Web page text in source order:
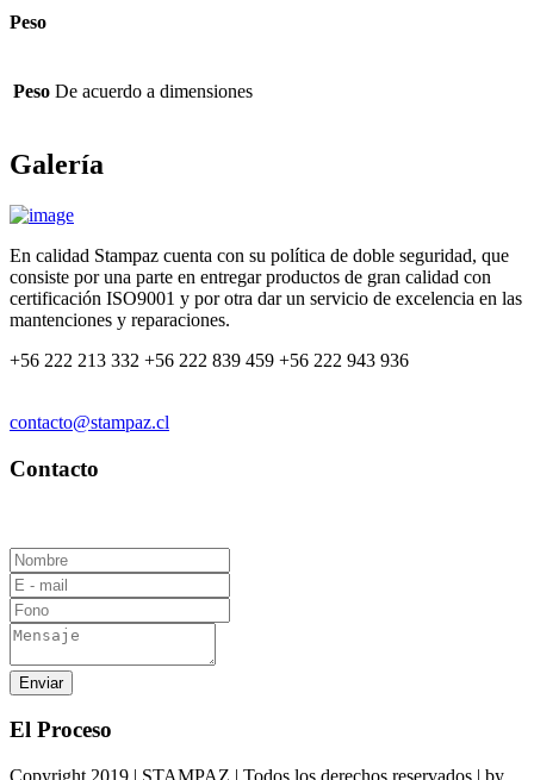
Peso
Peso De acuerdo a dimensiones
Galería
En calidad Stampaz cuenta con su política de doble seguridad, que
consiste por una parte en entregar productos de gran calidad con
certificación ISO9001 y por otra dar un servicio de excelencia en las
mantenciones y reparaciones.
+56 222 213 332 +56 222 839 459 +56 222 943 936
contacto@stampaz.cl
Contacto
El Proceso